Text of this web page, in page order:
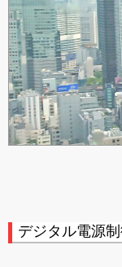
デジタル電源